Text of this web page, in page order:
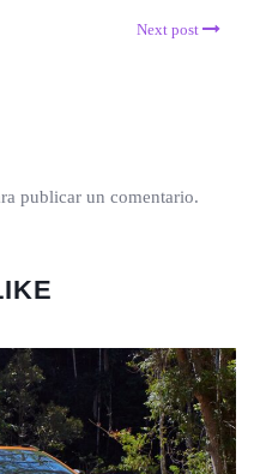
Next post
publicar un comentario.